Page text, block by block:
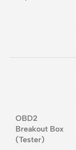
OBD2
Breakout Box
(Tester)